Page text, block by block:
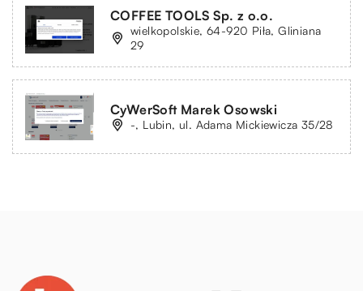
COFFEE TOOLS Sp. z o.o.
wielkopolskie, 64-920 Piła, Gliniana
29
CyWerSoft Marek Osowski
-, Lubin, ul. Adama Mickiewicza 35/28